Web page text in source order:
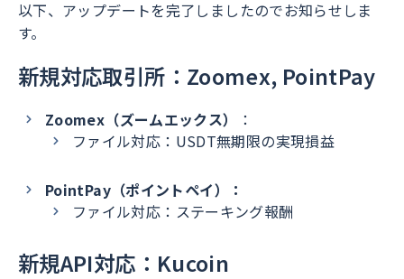
以下、アップデートを完了しましたのでお知らせしま
す。
新規対応取引所：Zoomex, PointPay
Zoomex（ズームエックス）
：
ファイル対応：USDT無期限の実現損益
PointPay（ポイントペイ）：
ファイル対応：ステーキング報酬
新規API対応：Kucoin